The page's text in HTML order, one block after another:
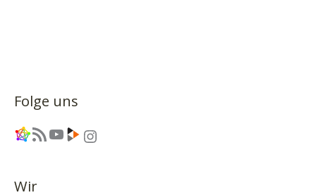
Folge uns
Link RSS-Feed YouTube Link Instagram
Wir